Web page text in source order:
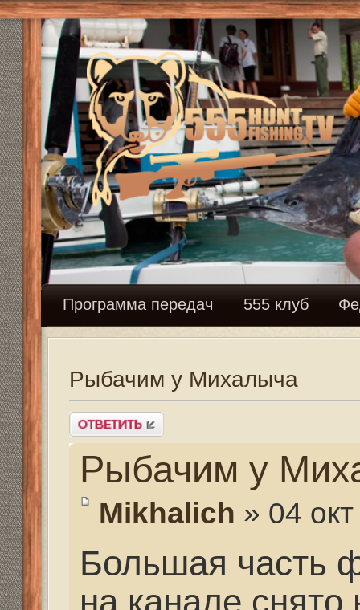
Программа передач 555 клуб Федерация
Рыбачим у Михалыча
Ответить
Рыбачим у
Mikhalich
Большая часть
на канале снято
Сейчас я решил
расценками и
бронирования вы